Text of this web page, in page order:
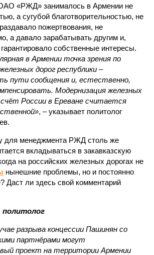
«РЖД» занималось в Армении не
а сугубой благотворительностью, не
пожертвования, не
а давало зарабатывать другим и,
собственные интересы.
в Армении точка зрения по
дорог рес­публики –
пути сообщения и, естественно,
Модернизация железных
счёт России в Ереване считается
, – указывает политолог
для менеджмента РЖД столь же
вкладываться в закавказскую
на российских железных дорогах не
нынешние проблемы, но и постоянно
Даст ли здесь свой комментарий
политолог
разрыва концессии Пашинян со
партнёрами могут
проект на территории Армении